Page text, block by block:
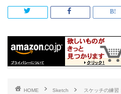
HOME Sketch スケッチの練習